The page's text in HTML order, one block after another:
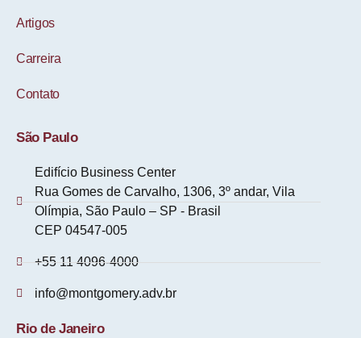
Artigos
Carreira
Contato
São Paulo
Edifício Business Center
Rua Gomes de Carvalho, 1306, 3º andar, Vila
Olímpia, São Paulo – SP - Brasil
CEP 04547-005
+55 11 4096-4000
info@montgomery.adv.br
Rio de Janeiro